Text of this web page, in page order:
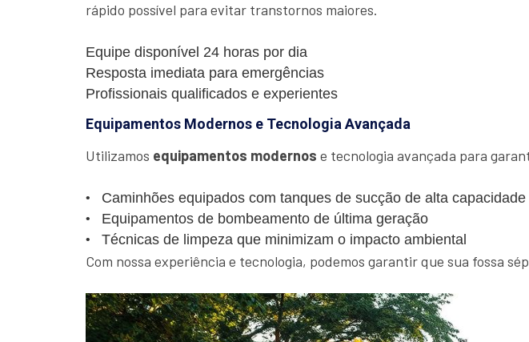
rápido possível para evitar transtornos maiores.
Equipe disponível 24 horas por dia
Resposta imediata para emergências
Profissionais qualificados e experientes
Equipamentos Modernos e Tecnologia Avançada
Utilizamos equipamentos modernos e tecnologia avançada para
Caminhões equipados com tanques de sucção de alta capacidade
Equipamentos de bombeamento de última geração
Técnicas de limpeza que minimizam o impacto ambiental
Com nossa experiência e tecnologia, podemos garantir que sua fossa